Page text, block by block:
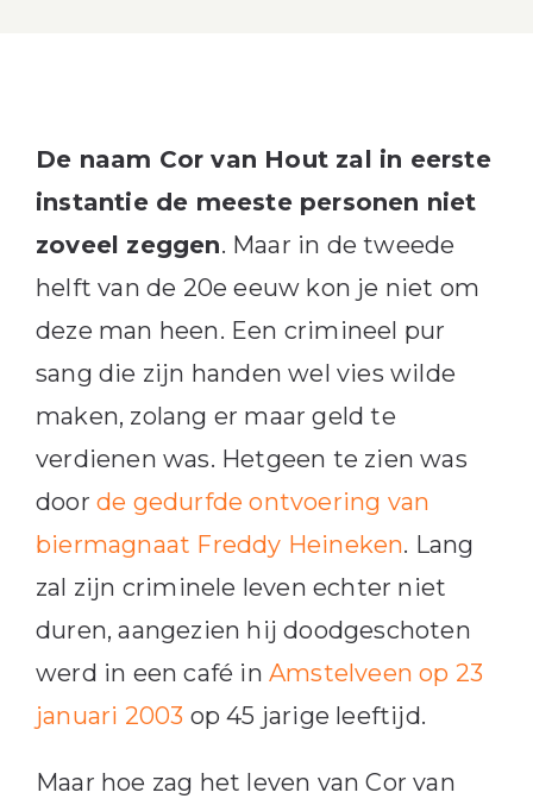
De naam Cor van Hout zal in eerste
instantie de meeste personen niet
zoveel zeggen. Maar in de tweede
helft van de 20e eeuw kon je niet om
deze man heen. Een crimineel pur
sang die zijn handen wel vies wilde
maken, zolang er maar geld te
verdienen was. Hetgeen te zien was
door de gedurfde ontvoering van
biermagnaat Freddy Heineken. Lang
zal zijn criminele leven echter niet
duren, aangezien hij doodgeschoten
werd in een café in Amstelveen op 23
januari 2003 op 45 jarige leeftijd.
Maar hoe zag het leven van Cor van